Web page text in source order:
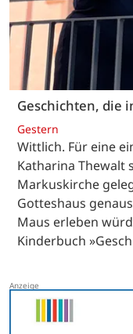
Geschichten, die
Gestern
Wittlich. Für eine
Katharina Thewalt
Markuskirche
Gotteshaus
Maus erleben
Kinderbuch